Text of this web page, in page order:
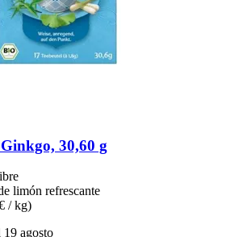
30,60 g
limón refrescante
/ kg)
19 agosto